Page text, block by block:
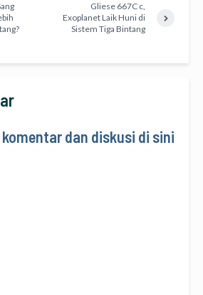
Gliese 667C c,
Exoplanet Laik Huni di
Sistem Tiga Bintang
dan diskusi di sini